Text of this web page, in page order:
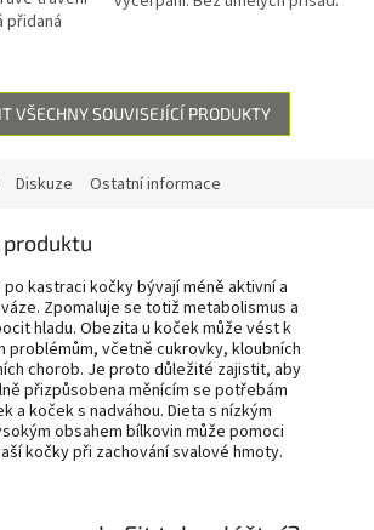
přidaná
VŠECHNY SOUVISEJÍCÍ PRODUKTY
Diskuze Ostatní informace
kastraci kočky bývají méně aktivní a
Zpomaluje se totiž metabolismus a
hladu. Obezita u koček může vést k
problémům, včetně cukrovky, kloubních
chorob. Je proto důležité zajistit, aby
přizpůsobena měnícím se potřebám
a koček s nadváhou. Dieta s nízkým
obsahem bílkovin může pomoci
kočky při zachování svalové hmoty.